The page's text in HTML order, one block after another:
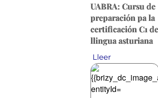
UABRA: Cursu de
preparación pa la
certificación C1 de
llingua asturiana
Lleer